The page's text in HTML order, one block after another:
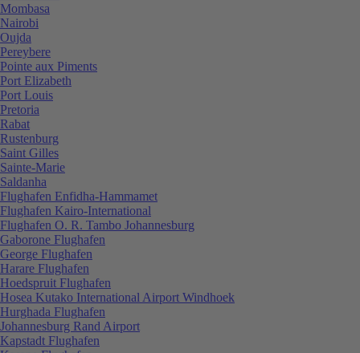
Mombasa
Nairobi
Oujda
Pereybere
Pointe aux Piments
Port Elizabeth
Port Louis
Pretoria
Rabat
Rustenburg
Saint Gilles
Sainte-Marie
Saldanha
Flughafen Enfidha-Hammamet
Flughafen Kairo-International
Flughafen O. R. Tambo Johannesburg
Gaborone Flughafen
George Flughafen
Harare Flughafen
Hoedspruit Flughafen
Hosea Kutako International Airport Windhoek
Hurghada Flughafen
Johannesburg Rand Airport
Kapstadt Flughafen